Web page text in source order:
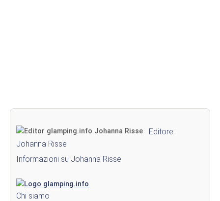
Editore:
Johanna Risse
Informazioni su Johanna Risse
Chi siamo